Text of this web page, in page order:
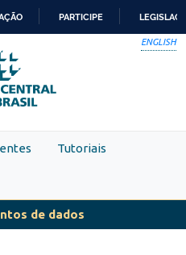
PARA
O
CONTEÚDO
PARTICIPE
ENGLISH
Tutoriais
de dados